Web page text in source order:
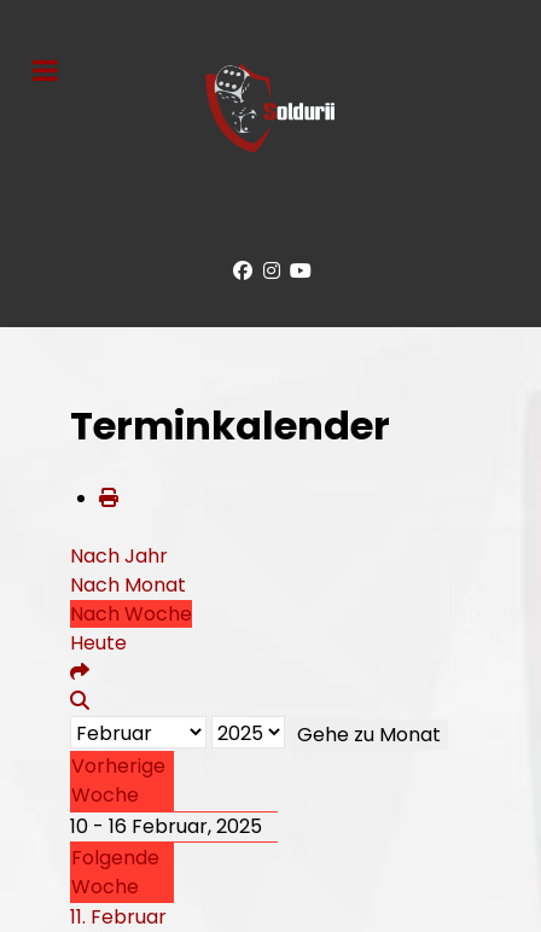
Terminkalender
Nach Jahr
Nach Monat
Nach Woche
Heute
Gehe zu Monat
Vorherige
Woche
10 - 16 Februar, 2025
Folgende
Woche
11. Februar